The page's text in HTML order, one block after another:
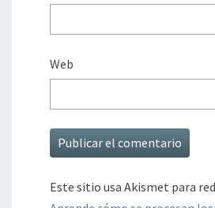
Web
Este sitio usa Akismet para